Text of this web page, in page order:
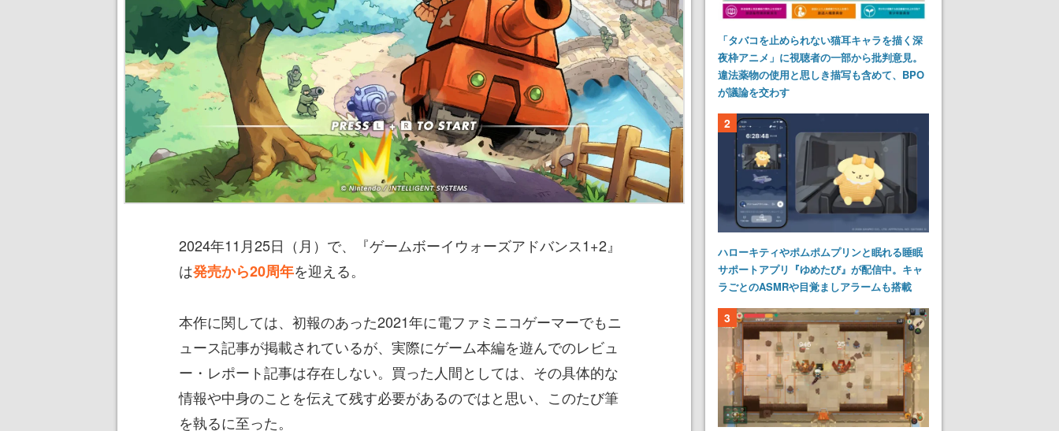
2024年11月25日（月）で、『ゲームボーイウォーズアドバンス1+2』
は発売から20周年を迎える。
本作に関しては、初報のあった2021年に電ファミニコゲーマーでもニ
ュース記事が掲載されているが、実際にゲーム本編を遊んでのレビュ
ー・レポート記事は存在しない。買った人間としては、その具体的な
情報や中身のことを伝えて残す必要があるのではと思い、このたび筆
を執るに至った。
「タバコを止められない猫耳キャラを描く深
夜枠アニメ」に視聴者の一部から批判意見。
違法薬物の使用と思しき描写も含めて、BPO
が議論を交わす
2
ハローキティやポムポムプリンと眠れる睡眠
サポートアプリ『ゆめたび』が配信中。キャ
ラごとのASMRや目覚ましアラームも搭載
3